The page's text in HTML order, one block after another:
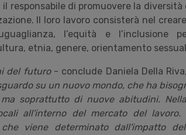
responsabile di promuovere la diversità
Il loro lavoro consisterà nel
l’equità e
etnia, genere, orientamento
del futuro- conclude Daniela Della
su un nuovo mondo, che ha
soprattutto di nuove abitudini.
all'interno del mercato del
viene determinato dall'impatto